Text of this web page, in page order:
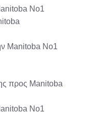
No1
Manitoba No1
προς Manitoba
No1